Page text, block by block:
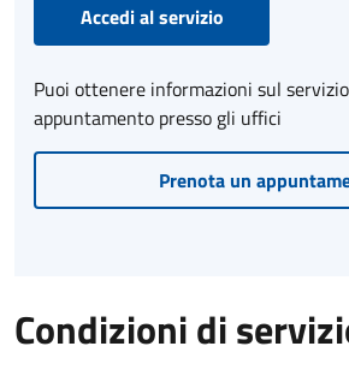
Accedi al servizio
Puoi ottenere informazioni sul
appuntamento presso gli uffici
Prenota un
Condizioni di